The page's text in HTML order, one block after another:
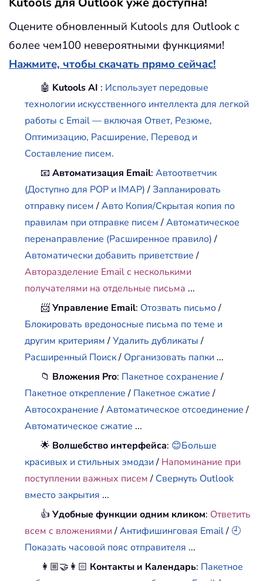
Оцените обновленный Kutools для Outlook с
более чем100 невероятными функциями!
Нажмите, чтобы скачать прямо сейчас!
🤖 Kutools AI : Использует передовые
технологии искусственного интеллекта для легкой
работы с Email — включая Ответ, Резюме,
Оптимизацию, Расширение, Перевод и
Составление писем.
📧Автоматизация Email:Автоответчик
(Доступно для POP и IMAP)/Запланировать
отправку писем/Авто Копия/Скрытая копия по
правилам при отправке писем/Автоматическое
перенаправление (Расширенное правило)/
Автоматически добавить приветствие/
Авторазделение Email с несколькими
получателями на отдельные письма ...
📨Управление Email: Отозвать письмо/
Блокировать вредоносные письма по теме и
другим критериям/Удалить дубликаты/
Расширенный Поиск/ Организовать папки ...
📁 Вложения Pro: Пакетное сохранение/
Пакетное открепление/ Пакетное сжатие/
Автосохранение/Автоматическое отсоединение/
Автоматическое сжатие ...
🌟 Волшебство интерфейса: 😊Больше
красивых и стильных эмодзи/ Напоминание при
поступлении важных писем/ Свернуть Outlook
вместо закрытия ...
👍Удобные функции одним кликом: Ответить
всем с вложениями /Антифишинговая Email/ 🕘
Показать часовой пояс отправителя ...
👩🏼‍🤝‍👩🏻 Контакты и Календарь: Пакетное